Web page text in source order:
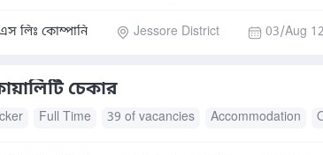
লিঃ কোম্পানি Jessore District 03/Aug
চেকার
Full Time 39 of vacancies Accommodation